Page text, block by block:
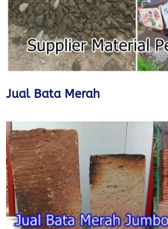
Jual Bata Merah